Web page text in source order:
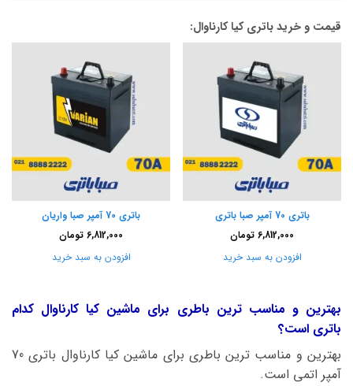
قیمت و خرید باتری کیا کارناوال:
باتری 70 آمپر صبا باتری
6,812,000 تومان
افزودن به سبد خرید
باتری 70 آمپر صبا واریان
6,812,000 تومان
افزودن به سبد خرید
بهترین و مناسب ترین باطری برای ماشین کیا کارناوال کدام
باتری است؟
بهترین و مناسب ترین باطری برای ماشین کیا کارناوال باتری 70
آمپر اتمی است.